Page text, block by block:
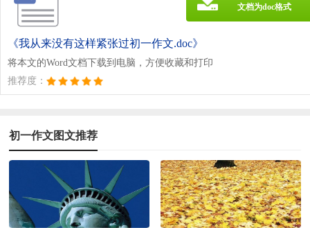
《我从来没有这样紧张过初一作文.doc》
将本文的Word文档下载到电脑，方便收藏和打印
推荐度：
文档为doc格式
初一作文图文推荐